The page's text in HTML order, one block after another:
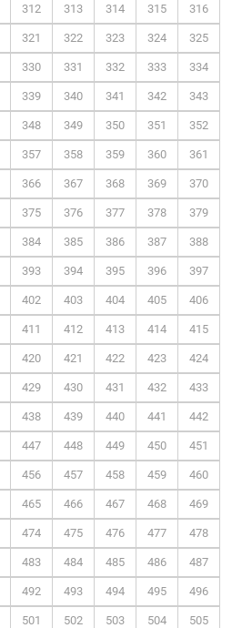
312 313 314 315 316
321 322 323 324 325
330 331 332 333 334
339 340 341 342 343
348 349 350 351 352
357 358 359 360 361
366 367 368 369 370
375 376 377 378 379
384 385 386 387 388
393 394 395 396 397
402 403 404 405 406
411 412 413 414 415
420 421 422 423 424
429 430 431 432 433
438 439 440 441 442
447 448 449 450 451
456 457 458 459 460
465 466 467 468 469
474 475 476 477 478
483 484 485 486 487
492 493 494 495 496
501 502 503 504 505